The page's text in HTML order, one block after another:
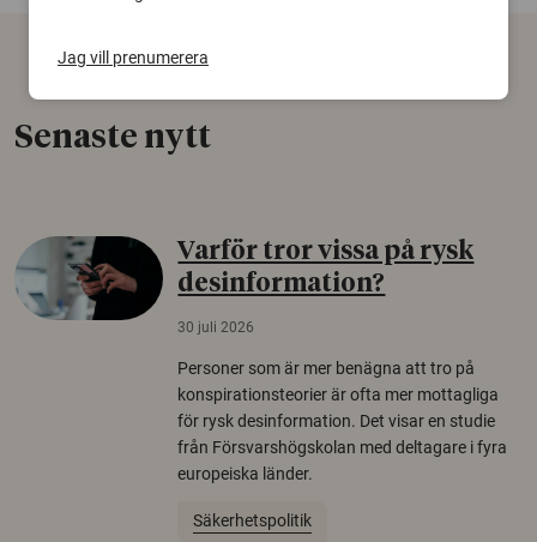
Senaste nytt
Varför tror vissa på rysk
desinformation?
30 juli 2026
Personer som är mer benägna att tro på
konspirationsteorier är ofta mer mottagliga
för rysk desinformation. Det visar en studie
från Försvarshögskolan med deltagare i fyra
europeiska länder.
Säkerhetspolitik
Jag vill prenumerera